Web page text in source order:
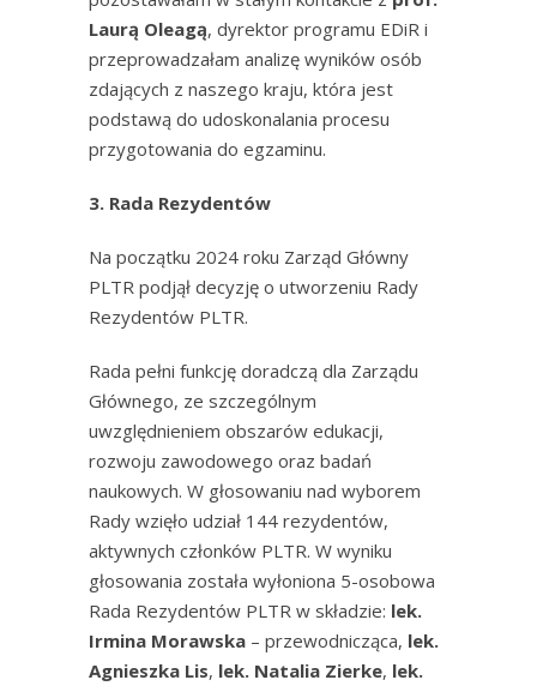
Laurą Oleagą, dyrektor programu EDiR i
przeprowadzałam analizę wyników osób
zdających z naszego kraju, która jest
podstawą do udoskonalania procesu
przygotowania do egzaminu.
3. Rada Rezydentów
Na początku 2024 roku Zarząd Główny
PLTR podjął decyzję o utworzeniu Rady
Rezydentów PLTR.
Rada pełni funkcję doradczą dla Zarządu
Głównego, ze szczególnym
uwzględnieniem obszarów edukacji,
rozwoju zawodowego oraz badań
naukowych. W głosowaniu nad wyborem
Rady wzięło udział 144 rezydentów,
aktywnych członków PLTR. W wyniku
głosowania została wyłoniona 5-osobowa
Rada Rezydentów PLTR w składzie: lek.
Irmina Morawska – przewodnicząca, lek.
Agnieszka Lis, lek. Natalia Zierke, lek.